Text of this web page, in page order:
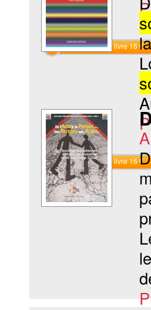
Commander le livre 16 €
Commander le livre 16 €